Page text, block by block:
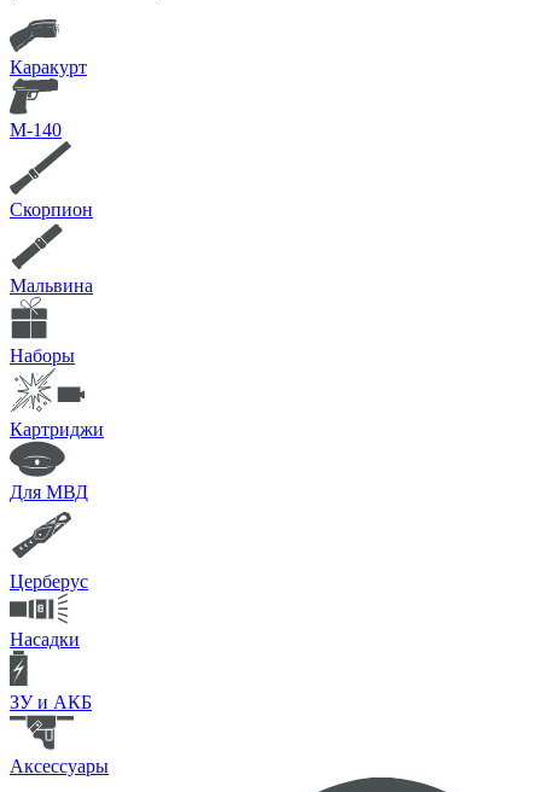
Каракурт
М-140
Скорпион
Мальвина
Наборы
Картриджи
Для МВД
Церберус
Насадки
ЗУ и АКБ
Аксессуары